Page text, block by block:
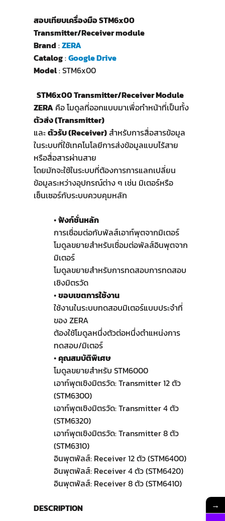
สอบเทียบเครื่องมือ STM6x00
Transmitter/Receiver module
Brand :ZERA
Catalog:Google Drive
Model: STM6x00
STM6x00 Transmitter/Receiver Module
ZERAคือ โมดูลที่ออกแบบมาเพื่อทำหน้าที่เป็นทั้ง
ตัวส่ง (Transmitter)
และตัวรับ (Receiver)สำหรับการสื่อสารข้อมูล
ในระบบที่ใช้เทคโนโลยีการส่งข้อมูลแบบไร้สาย
หรือสื่อสารผ่านสาย
โดยมักจะใช้ในระบบที่ต้องการการแลกเปลี่ยน
ข้อมูลระหว่างอุปกรณ์ต่าง ๆ เช่น มิเตอร์หรือ
เซ็นเซอร์กับระบบควบคุมหลัก
•ฟังก์ชั่นหลัก
การเชื่อมต่อกับพัลส์เอาท์พุตจากมิเตอร์
โมดูลขยายสำหรับเชื่อมต่อพัลส์อินพุตจาก
มิเตอร์
โมดูลขยายสำหรับการทดสอบการทดสอบ
เชิงมิตรวัด
•ขอบเขตการใช้งาน
ใช้งานในระบบทดสอบมิเตอร์แบบประจำที่
ของ ZERA
ต้องใช้โมดูลหนึ่งตัวต่อหนึ่งตำแหน่งการ
ทดสอบ/มิเตอร์
•คุณสมบัติพิเศษ
โมดูลขยายสำหรับ STM6000
เอาท์พุตเชิงมิตรวัด: Transmitter 12 ตัว
(STM6300)
เอาท์พุตเชิงมิตรวัด: Transmitter 4 ตัว
(STM6320)
เอาท์พุตเชิงมิตรวัด: Transmitter 8 ตัว
(STM6310)
อินพุตพัลส์: Receiver 12 ตัว (STM6400)
อินพุตพัลส์: Receiver 4 ตัว (STM6420)
อินพุตพัลส์: Receiver 8 ตัว (STM6410)
DESCRIPTION →